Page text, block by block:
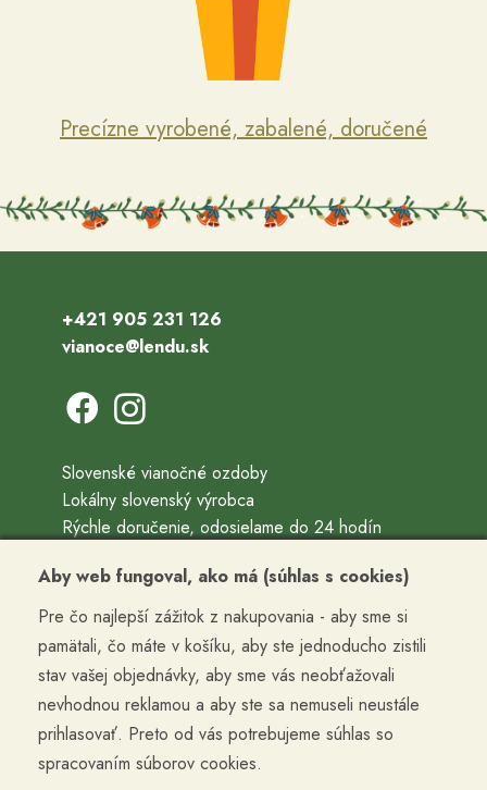
Precízne vyrobené, zabalené, doručené
+421 905 231 126
vianoce@lendu.sk
Slovenské vianočné ozdoby
Lokálny slovenský výrobca
Rýchle doručenie, odosielame do 24 hodín
Precízne vyrobené, zabalené, doručené
Kontakty
Obchodné podmienky
Termín doručenia a cena dopravy
Reklamácia a vrátenie tovaru
Ochrana osobných údajov
Cookies
Aby web fungoval, ako má (súhlas s cookies)
Pre čo najlepší zážitok z nakupovania - aby sme si
pamätali, čo máte v košíku, aby ste jednoducho zistili
stav vašej objednávky, aby sme vás neobťažovali
nevhodnou reklamou a aby ste sa nemuseli neustále
prihlasovať. Preto od vás potrebujeme súhlas so
spracovaním súborov cookies.